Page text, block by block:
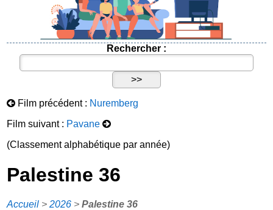
Rechercher :
Film précédent : Nuremberg
Film suivant : Pavane
(Classement alphabétique par année)
Palestine 36
Accueil >2026 >Palestine 36